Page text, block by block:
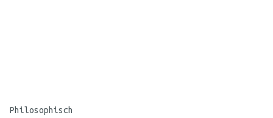
Koehne
Philosophisch